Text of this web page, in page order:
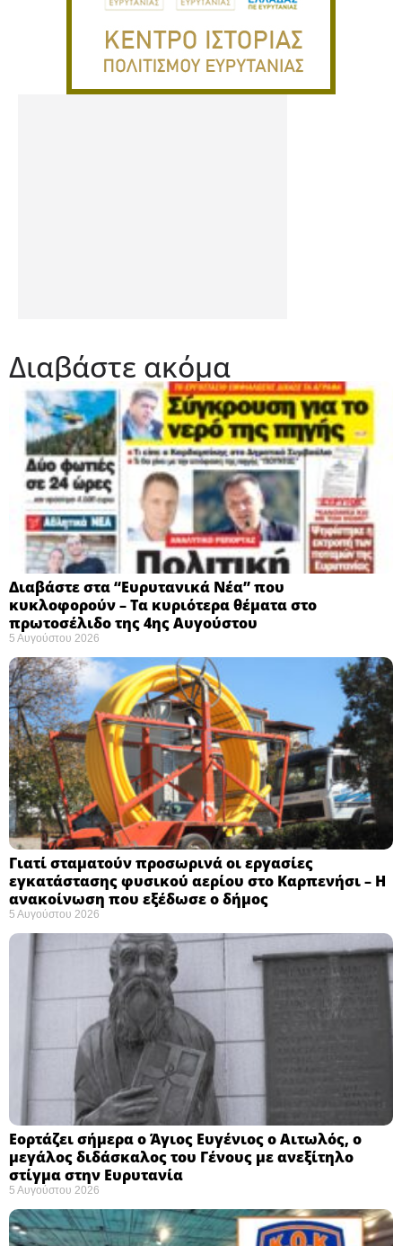
Διαβάστε ακόμα
Διαβάστε στα “Ευρυτανικά Νέα” που
κυκλοφορούν – Τα κυριότερα θέματα στο
πρωτοσέλιδο της 4ης Αυγούστου
5 Αυγούστου 2026
Γιατί σταματούν προσωρινά οι εργασίες
εγκατάστασης φυσικού αερίου στο Καρπενήσι – Η
ανακοίνωση που εξέδωσε ο δήμος
5 Αυγούστου 2026
Εορτάζει σήμερα ο Άγιος Ευγένιος ο Αιτωλός, ο
μεγάλος διδάσκαλος του Γένους με ανεξίτηλο
στίγμα στην Ευρυτανία
5 Αυγούστου 2026